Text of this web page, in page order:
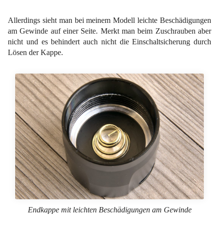
Allerdings sieht man bei meinem Modell leichte Beschädigungen
am Gewinde auf einer Seite. Merkt man beim Zuschrauben aber
nicht und es behindert auch nicht die Einschaltsicherung durch
Lösen der Kappe.
Endkappe mit leichten Beschädigungen am Gewinde